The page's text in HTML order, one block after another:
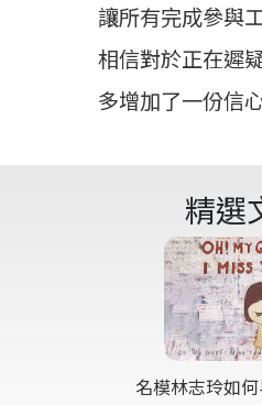
讓所有完成參與
相信對於正在遲
多增加了一份信
精選
名模林志玲如